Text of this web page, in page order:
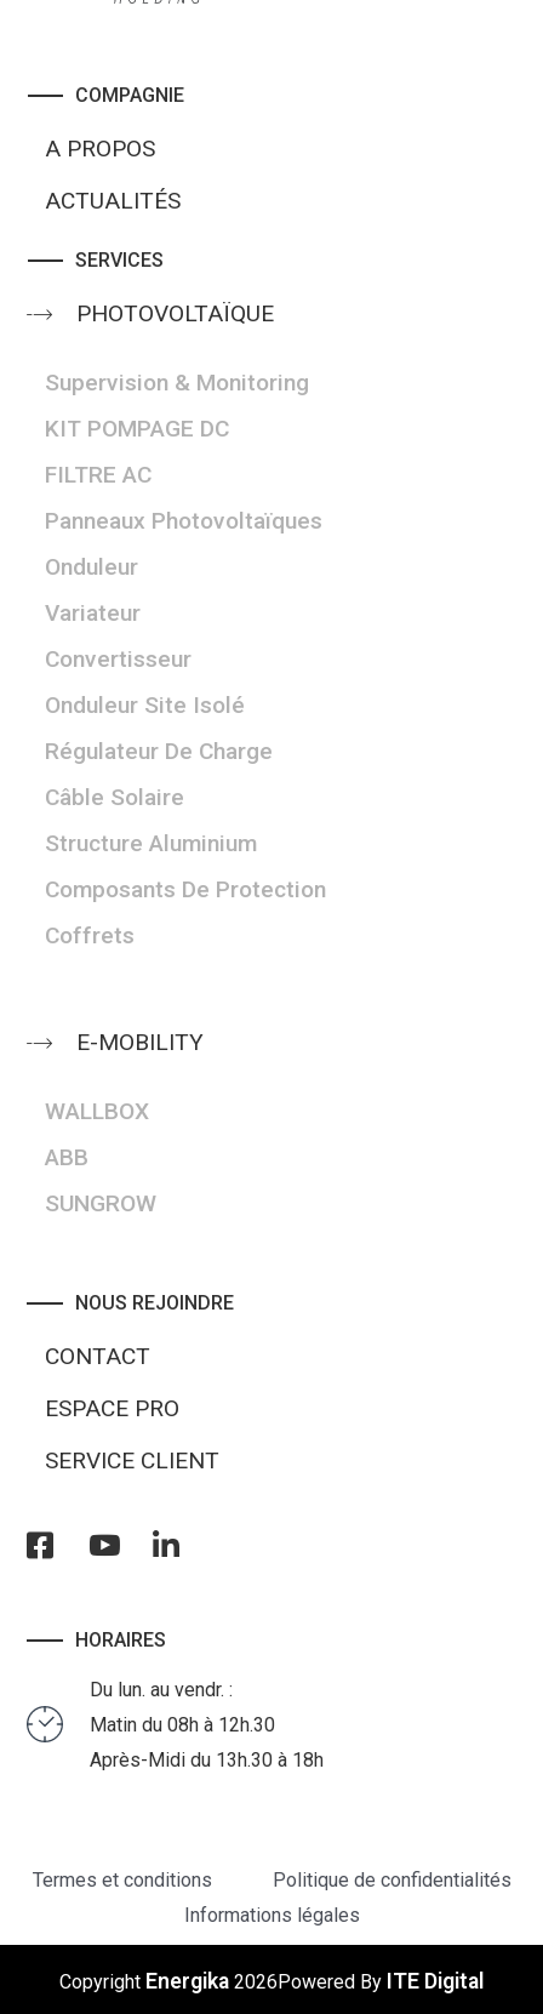
COMPAGNIE
A PROPOS
ACTUALITÉS
SERVICES
PHOTOVOLTAÏQUE
Supervision & Monitoring
KIT POMPAGE DC
FILTRE AC
Panneaux Photovoltaïques
Onduleur
Variateur
Convertisseur
Onduleur Site Isolé
Régulateur De Charge
Câble Solaire
Structure Aluminium
Composants De Protection
Coffrets
E-MOBILITY
WALLBOX
ABB
SUNGROW
NOUS REJOINDRE
CONTACT
ESPACE PRO
SERVICE CLIENT
HORAIRES
Du lun. au vendr. :
Matin du 08h à 12h.30
Après-Midi du 13h.30 à 18h
Termes et conditions
Politique de confidentialités
Informations légales
Copyright Energika 2026 Powered By ITE Digital